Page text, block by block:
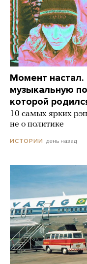
Момент
музыкальную
которой
10 самых ярких
не о политике
ИСТОРИИ день назад